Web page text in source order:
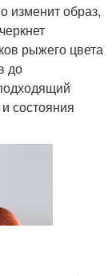
изменит образ,
рыжего цвета
до
состояния